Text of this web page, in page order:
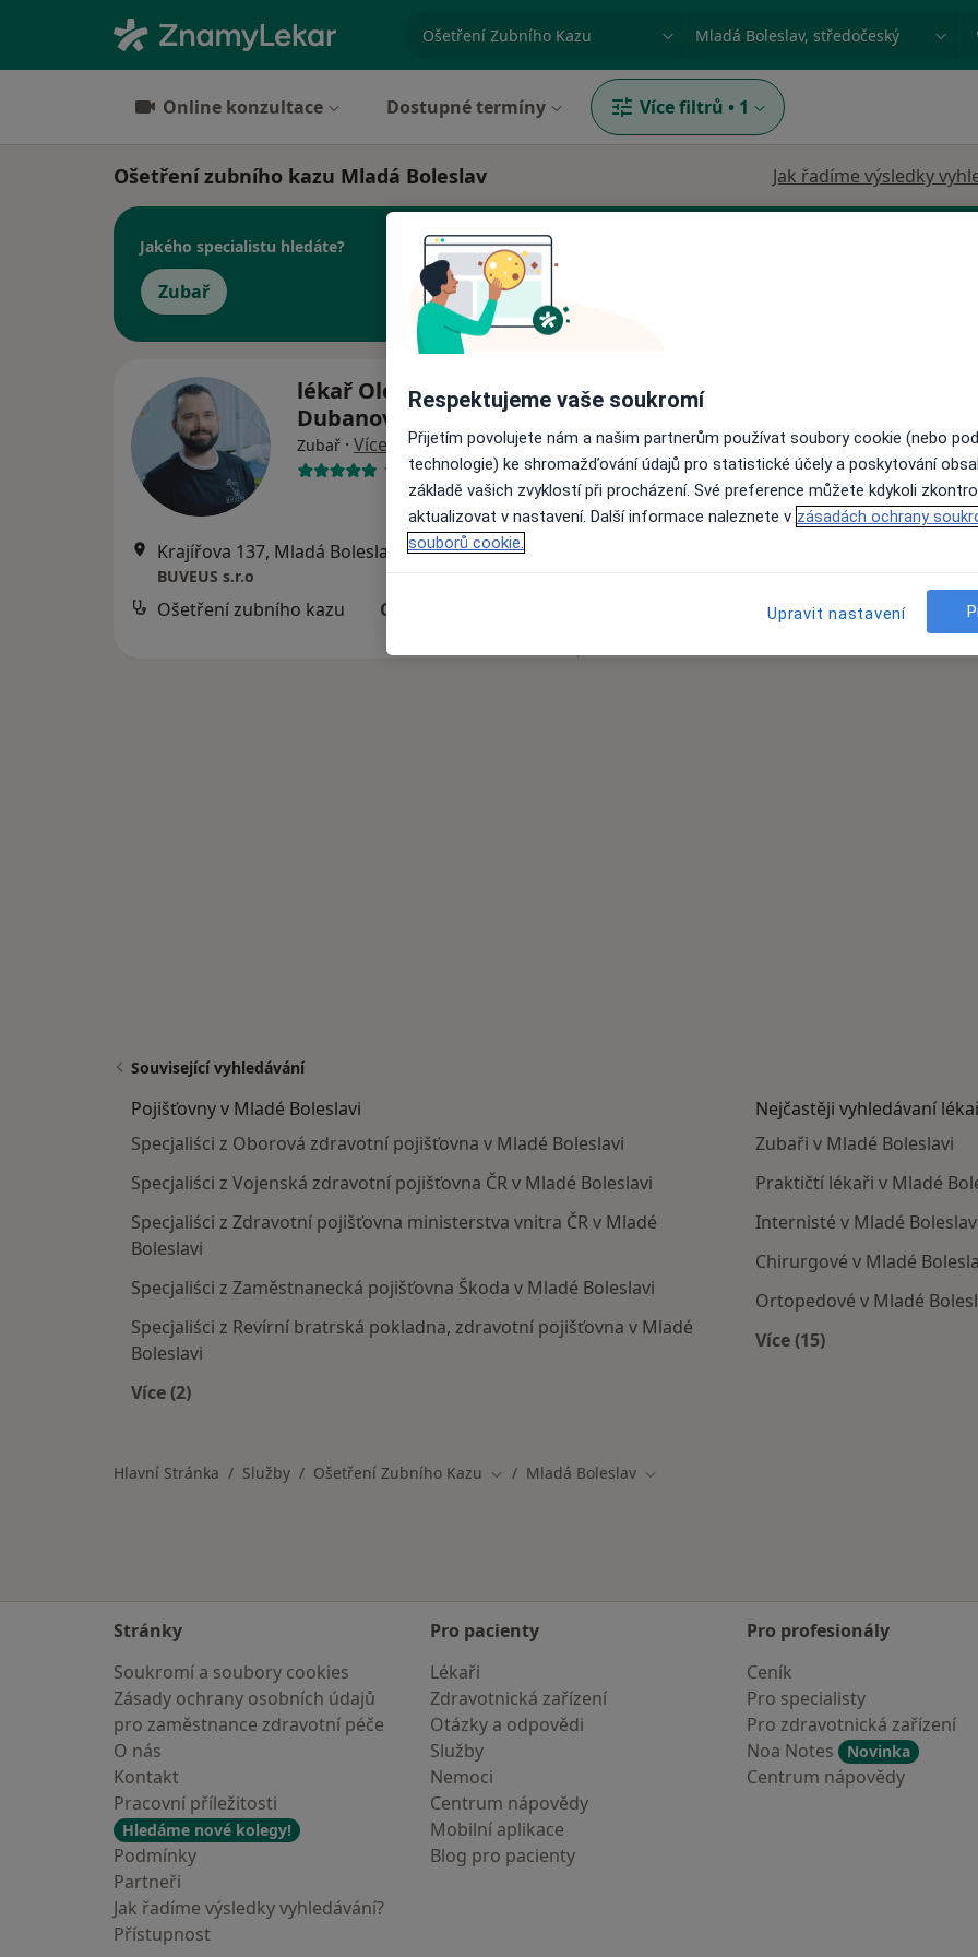
specializace, nemoc nebo příjmení Město nebo region
Online konzultace Dostupné termíny Více filtrů • 1
Ošetření zubního kazu Mladá Boleslav Jak řadíme výsledky
Jakého specialistu hledáte?
Zubař
lékař Oleksandr
Dubanovskyi
Zubař · Více
10 názorů
Krajířova 137, Mladá Boleslav •Mapa
BUVEUS s.r.o
Ošetření zubního kazu Cena nebyla přidána
Dnes
8 Srpen
Online rezervace termínu není k
Rezervovat termín
Související vyhledávání
Pojišťovny v Mladé Boleslavi
Specjaliści z Oborová zdravotní pojišťovna v Mladé Boleslavi
Specjaliści z Vojenská zdravotní pojišťovna ČR v Mladé Boleslavi
Specjaliści z Zdravotní pojišťovna ministerstva vnitra ČR v Mladé
Boleslavi
Specjaliści z Zaměstnanecká pojišťovna Škoda v Mladé Boleslavi
Specjaliści z Revírní bratrská pokladna, zdravotní pojišťovna v Mladé
Boleslavi
Více (2)
Nejčastěji vyhledávaní
Zubaři v Mladé Boleslavi
Praktičtí lékaři v Mladé
Internisté v Mladé
Chirurgové v Mladé
Ortopedové v Mladé
Více (15)
Hlavní Stránka Služby Ošetření Zubního Kazu Změna města
Mladá Boleslav Změna města
Stránky
Soukromí a soubory cookies
Zásady ochrany osobních údajů
pro zaměstnance zdravotní péče
O nás
Kontakt
Pracovní příležitosti
Hledáme nové kolegy!
Podmínky
Partneři
Jak řadíme výsledky vyhledávání?
Přístupnost
Pro pacienty
Lékaři
Zdravotnická zařízení
Otázky a odpovědi
Služby
Nemoci
Centrum nápovědy
Mobilní aplikace
Blog pro pacienty
Pro profesionály
Ceník
Pro specialisty
Pro zdravotnická zařízení
Noa Notes
Novinka
Centrum nápovědy
Respektujeme vaše soukromí
Přijetím povolujete nám a našim partnerům používat soubory cookie (nebo
technologie) ke shromažďování údajů pro statistické účely a poskytování
základě vašich zvyklostí při procházení. Své preference můžete kdykoli
aktualizovat v nastavení. Další informace naleznete v zásadách ochrany
souborů cookie.
Upravit nastavení